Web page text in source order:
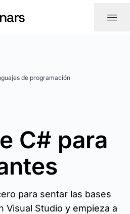
|||
de programación
C# para
para sentar las bases
Visual Studio y empieza a